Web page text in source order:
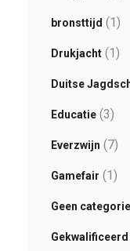
bronsttijd (1)
Drukjacht(1)
Duitse
Educatie(3)
Everzwijn (7)
Gamefair (1)
Geen categorie